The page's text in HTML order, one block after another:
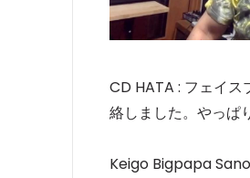
CD HATA : フェイ
絡しました。やっぱ
Keigo Bigpapa